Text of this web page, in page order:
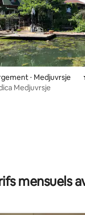
sur la base de 4
⋅ Medjuvrsje
Medjuvrsje
mensuels